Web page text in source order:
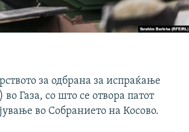
за одбрана за испраќање
Газа, со што се отвора патот
во Собранието на Косово.